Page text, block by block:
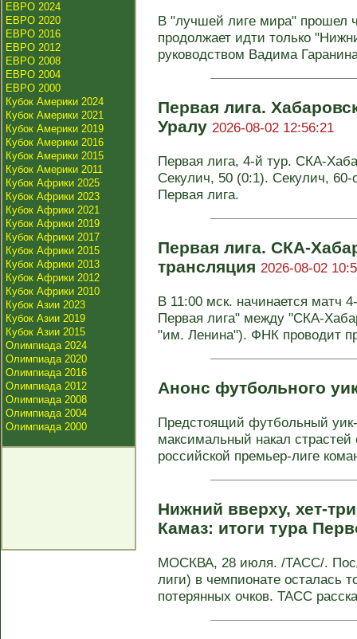
ЕВРО 2024
ЕВРО 2020
ЕВРО 2016
ЕВРО 2012
ЕВРО 2008
ЕВРО 2004
ЕВРО 2000
Кубок Америки 2024
Кубок Америки 2021
Кубок Америки 2019
Кубок Америки 2016
Кубок Америки 2015
Кубок Америки 2011
Кубок Африки 2025
Кубок Африки 2023
Кубок Африки 2021
Кубок Африки 2019
Кубок Африки 2017
Кубок Африки 2015
Кубок Африки 2013
Кубок Африки 2012
Кубок Африки 2010
Кубок Азии 2023
Кубок Азии 2019
Кубок Азии 2015
Олимпиада 2024
Олимпиада 2020
Олимпиада 2016
Олимпиада 2012
Олимпиада 2008
Олимпиада 2004
Олимпиада 2000
В "лучшей лиге мира" прошел
продолжает идти только
руководством Вадима
Первая лига.
Уралу 2026-08-02 12:56:21
Первая лига, 4-й тур. СКА-
Секулич, 50 (0:1). Секулич,
Первая лига.
Первая лига. СКА-
трансляция 2026-08-02
В 11:00 мск. начинается матч
Первая лига" между "СКА-
"им. Ленина"). ФНК проводит
Анонс футбольного
Предстоящий футбольный
максимальный накал страстей
российской премьер-лиге
Нижний вверху, хет-
Камаз: итоги тура
МОСКВА, 28 июля. /ТАСС/.
лиги) в чемпионате осталась
потерянных очков. ТАСС